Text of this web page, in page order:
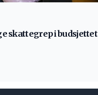
skattegrep i budsjettet